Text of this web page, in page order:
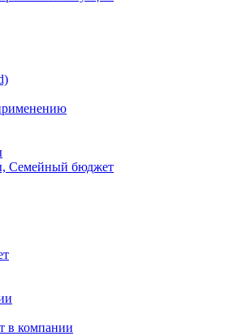
Семейный бюджет
в компании